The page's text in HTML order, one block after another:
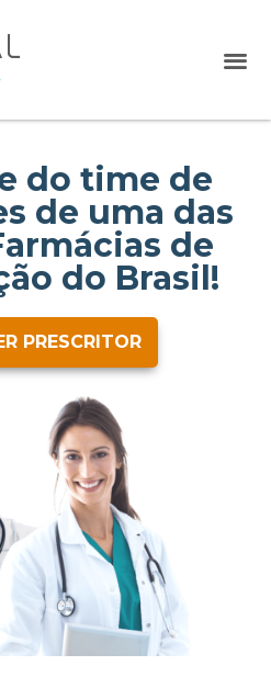
do time de
de uma das
de
do Brasil!
PRESCRITOR